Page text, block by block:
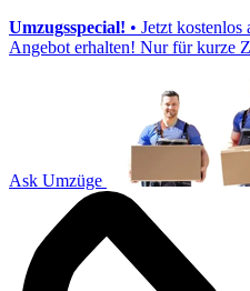
Umzugsspecial! • Jetzt
Angebot erhalten! Nur für kurze
Ask Umzüge